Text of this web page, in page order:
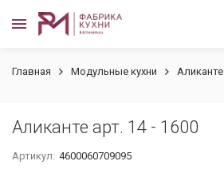
Главная Модульные кухни Аликанте
Аликанте арт. 14 - 1600
Артикул: 4600060709095